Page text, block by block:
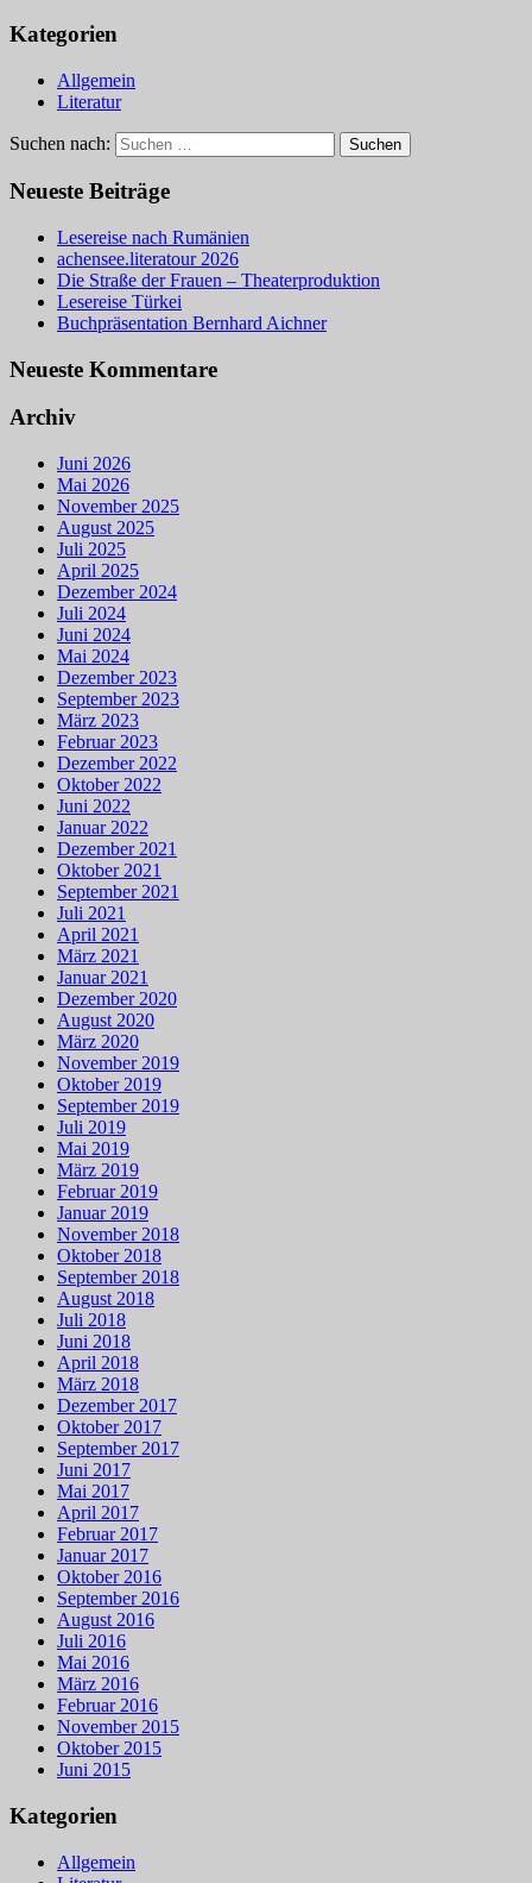
Kategorien
Allgemein
Literatur
Suchen nach:
Neueste Beiträge
Lesereise nach Rumänien
achensee.literatour 2026
Die Straße der Frauen – Theaterproduktion
Lesereise Türkei
Buchpräsentation Bernhard Aichner
Neueste Kommentare
Archiv
Juni 2026
Mai 2026
November 2025
August 2025
Juli 2025
April 2025
Dezember 2024
Juli 2024
Juni 2024
Mai 2024
Dezember 2023
September 2023
März 2023
Februar 2023
Dezember 2022
Oktober 2022
Juni 2022
Januar 2022
Dezember 2021
Oktober 2021
September 2021
Juli 2021
April 2021
März 2021
Januar 2021
Dezember 2020
August 2020
März 2020
November 2019
Oktober 2019
September 2019
Juli 2019
Mai 2019
März 2019
Februar 2019
Januar 2019
November 2018
Oktober 2018
September 2018
August 2018
Juli 2018
Juni 2018
April 2018
März 2018
Dezember 2017
Oktober 2017
September 2017
Juni 2017
Mai 2017
April 2017
Februar 2017
Januar 2017
Oktober 2016
September 2016
August 2016
Juli 2016
Mai 2016
März 2016
Februar 2016
November 2015
Oktober 2015
Juni 2015
Kategorien
Allgemein